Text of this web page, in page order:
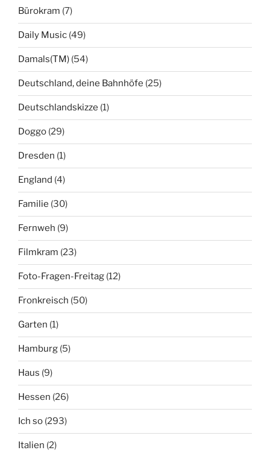
Bürokram (7)
Daily Music (49)
Damals(TM) (54)
Deutschland, deine Bahnhöfe (25)
Deutschlandskizze (1)
Doggo (29)
Dresden (1)
England (4)
Familie (30)
Fernweh (9)
Filmkram (23)
Foto-Fragen-Freitag (12)
Fronkreisch (50)
Garten (1)
Hamburg (5)
Haus (9)
Hessen (26)
Ich so (293)
Italien (2)